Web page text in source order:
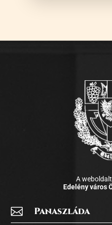
A
Edelény város
 Panaszláda